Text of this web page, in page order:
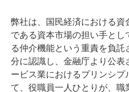
弊社は、国民経済における資
である資本市場の担い手とし
る仲介機能という重責を負託
分に認識し、金融庁より公表
ービス業におけるプリンシプ
て、役職員一人ひとりが、職